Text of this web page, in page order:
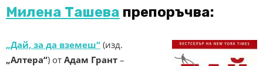
Милена Ташева препоръчва:
„Дай, за да вземеш“ (изд.
„Алтера“) от Адам Грант –